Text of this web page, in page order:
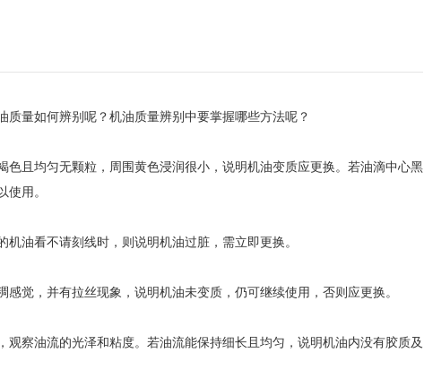
量如何辨别呢？机油质量辨别中要掌握哪些方法呢？
且均匀无颗粒，周围黄色浸润很小，说明机油变质应更换。若油滴中心黑
用。
油看不请刻线时，则说明机油过脏，需立即更换。
觉，并有拉丝现象，说明机油未变质，仍可继续使用，否则应更换。
察油流的光泽和粘度。若油流能保持细长且均匀，说明机油内没有胶质及